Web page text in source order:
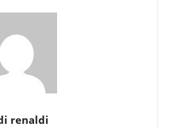
renaldi